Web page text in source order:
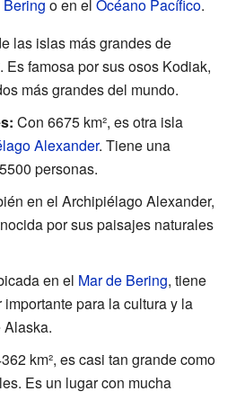
Bering o en el Océano Pacífico.
las islas más grandes de
Es famosa por sus osos Kodiak,
más grandes del mundo.
Con 6675 km², es otra isla
Alexander. Tiene una
personas.
en el Archipiélago Alexander,
por sus paisajes naturales
en el Mar de Bering, tiene
importante para la cultura y la
km², es casi tan grande como
Es un lugar con mucha